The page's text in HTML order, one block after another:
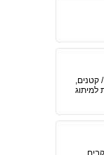
קטנים,
למיתוג